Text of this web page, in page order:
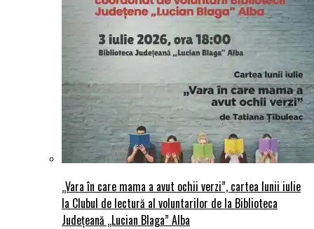
„Vara în care mama a avut ochii verzi”, cartea lunii iulie
la Clubul de lectură al voluntarilor de la Biblioteca
Județeană „Lucian Blaga” Alba